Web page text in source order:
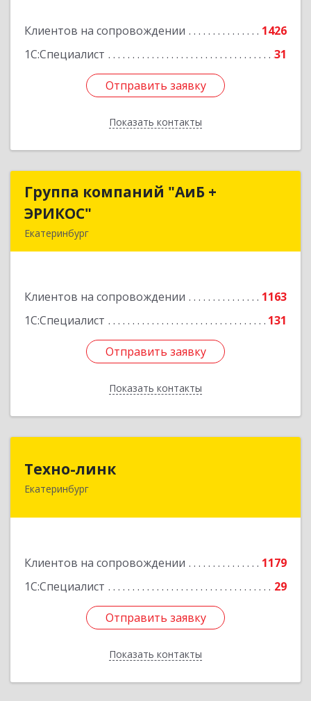
Клиентов на сопровождении
1426
1С:Специалист
31
Отправить заявку
Показать контакты
Отправить заявку
Назад
Группа компаний "АиБ +
ЭРИКОС"
Екатеринбург
Клиентов на сопровождении
1163
1С:Специалист
131
Отправить заявку
Показать контакты
Группа компаний "АиБ +
Подробнее
Отправить заявку
Назад
Техно-линк
Екатеринбург
Клиентов на сопровождении
1179
1С:Специалист
29
Отправить заявку
Показать контакты
620000, Свердловская обл, Екатеринбург г,
Отправить заявку
Назад